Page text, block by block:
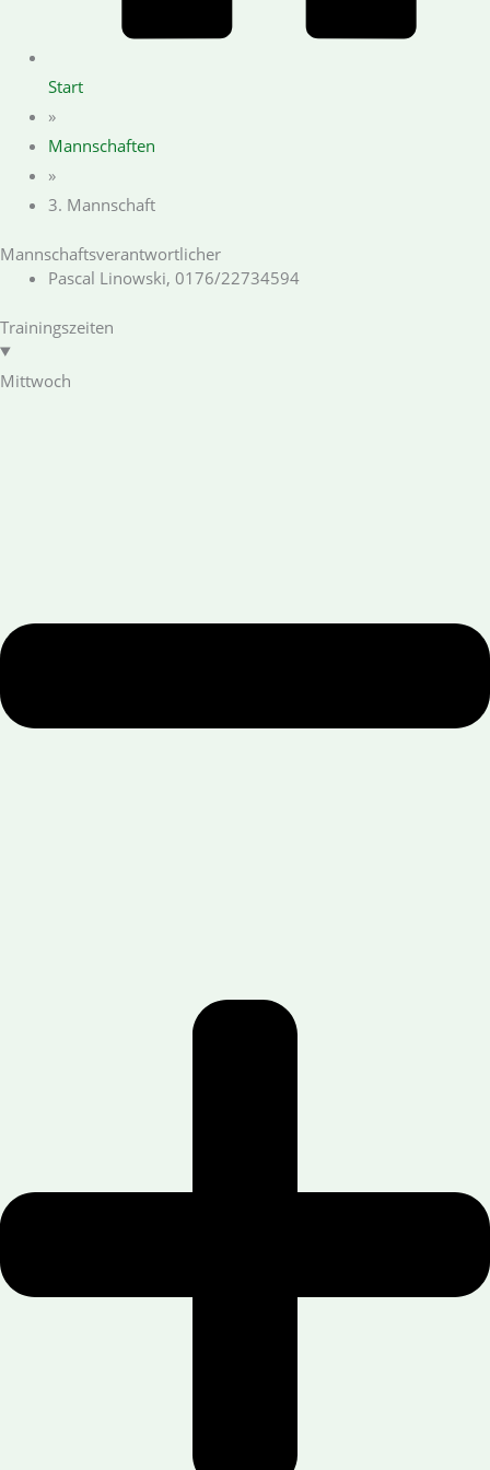
Start
»
Mannschaften
»
3. Mannschaft
Mannschaftsverantwortlicher
Pascal Linowski, 0176/22734594
Trainingszeiten
Mittwoch